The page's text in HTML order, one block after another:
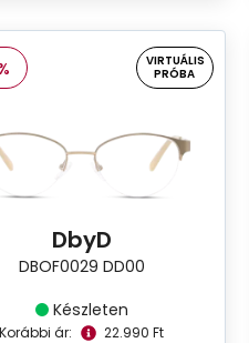
VIRTUÁLIS
PRÓBA
DbyD
DBOF0029 DD00
Készleten
Korábbi ár: 22.990 Ft